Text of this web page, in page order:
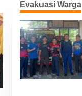
Evakuasi Warga